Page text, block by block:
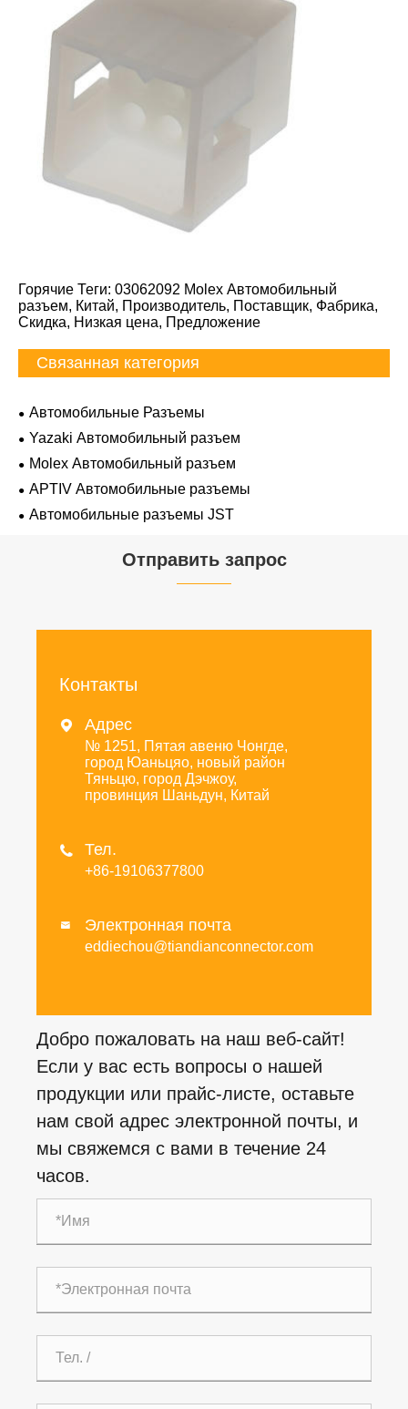
Горячие Теги: 03062092 Molex Автомобильный
разъем, Китай, Производитель, Поставщик, Фабрика,
Скидка, Низкая цена, Предложение
Связанная категория
Автомобильные Разъемы
Yazaki Автомобильный разъем
Molex Автомобильный разъем
APTIV Автомобильные разъемы
Автомобильные разъемы JST
Отправить запрос
Контакты
 Адрес
№ 1251, Пятая авеню Чонгде,
город Юаньцяо, новый район
Тяньцю, город Дэчжоу,
провинция Шаньдун, Китай
 Тел.
+86-19106377800
 Электронная почта
eddiechou@tiandianconnector.com
Добро пожаловать на наш веб-сайт!
Если у вас есть вопросы о нашей
продукции или прайс-листе, оставьте
нам свой адрес электронной почты, и
мы свяжемся с вами в течение 24
часов.